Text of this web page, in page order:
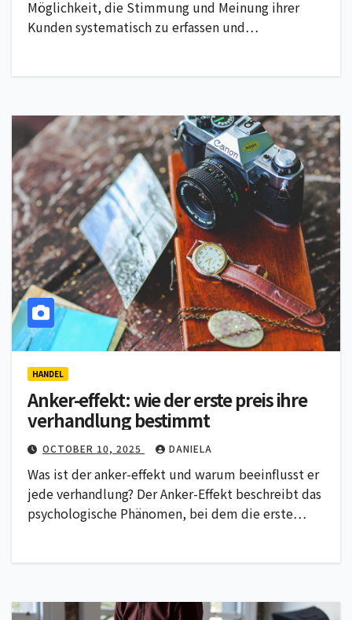
Möglichkeit, die Stimmung und Meinung ihrer
Kunden systematisch zu erfassen und…
HANDEL
Anker-effekt: wie der erste preis ihre
verhandlung bestimmt
OCTOBER 10, 2025 DANIELA
Was ist der anker-effekt und warum beeinflusst er
jede verhandlung? Der Anker-Effekt beschreibt das
psychologische Phänomen, bei dem die erste…